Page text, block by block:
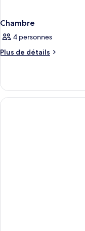
Chambre
4 personnes
Plus de détails
Plus
Chambre